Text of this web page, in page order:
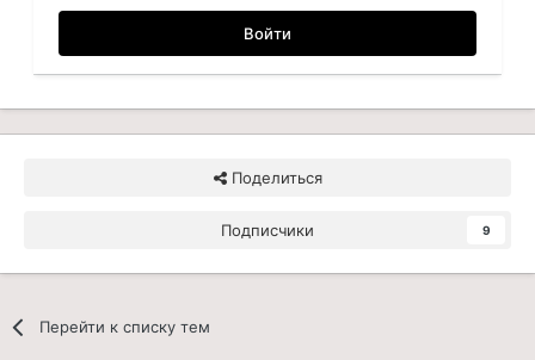
Войти
Поделиться
Подписчики 9
Перейти к списку тем